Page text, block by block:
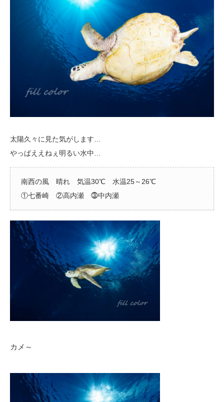
太陽久々に見た気がします…
やっぱええねぇ明るい水中…
南西の風 晴れ 気温30℃ 水温25～26℃
①七番崎 ②高内瀬 ⓷中内瀬
カメ～